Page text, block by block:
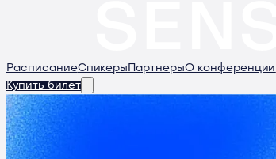
РасписаниеСпикеры ПартнерыО конференции
Купить билет